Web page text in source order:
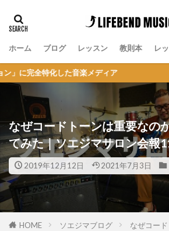
ホーム ブログ レッスン 教則本 レ
した音楽メディア
なぜコードトーンは重要なの
てみた｜ソエジマサロン会報
2019年12月12日 2021年7月3日
HOME ソエジマブログ なぜコー